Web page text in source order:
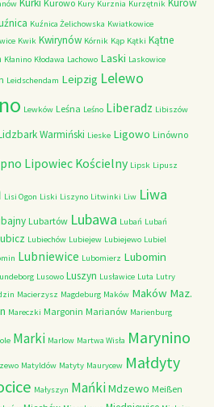
Kurki Kurowo Kury Kurznia Kurzętnik Kurów
Kuźnica Żelichowska Kwiatkowice
Kwik Kwirynów Kórnik Kąp Kątki Kątne
Kłanino Kłodawa Lachowo Laski Laskowice
Leidschendam Leipzig Lelewo
Lewków Leśna Leśno Liberadz Libiszów
Warmiński Lieske Ligowo Linówno
Lipowiec Kościelny Lipsk Lipusz
Lisi Ogon Liski Liszyno Litwinki Liw Liwa
Lubartów Lubawa Lubań Lubań
Lubiechów Lubiejew Lubiejewo Lubiel
Lubniewice Lubomierz Lubomin
Lusowo Luszyn Lusławice Luta Lutry
Macierzysz Magdeburg Maków Maków Maz.
Mareczki Margonin Marianów Marienburg
Marki Marlow Martwa Wisła Marynino
Matyldów Matyty Maurycew Małdyty
Małyszyn MańkiMdzewo Meißen